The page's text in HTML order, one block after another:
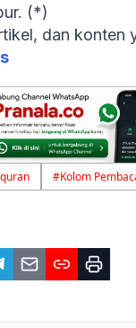
(*)
dan konten
#Kolom